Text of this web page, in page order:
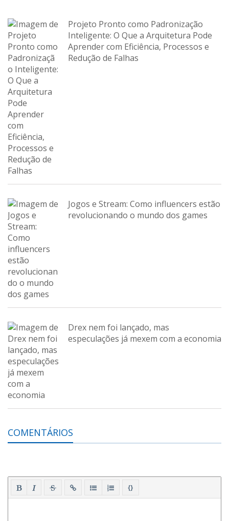
Projeto Pronto como Padronização
Inteligente: O Que a Arquitetura Pode
Aprender com Eficiência, Processos e
Redução de Falhas
Jogos e Stream: Como influencers estão
revolucionando o mundo dos games
Drex nem foi lançado, mas
especulações já mexem com a economia
COMENTÁRIOS
{}